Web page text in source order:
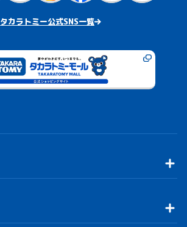
タカラトミー公式SNS一覧